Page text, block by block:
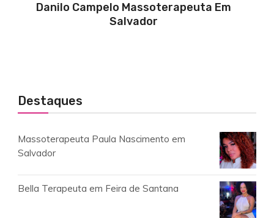
Danilo Campelo Massoterapeuta Em
Salvador
Destaques
Massoterapeuta Paula Nascimento em
Salvador
Bella Terapeuta em Feira de Santana